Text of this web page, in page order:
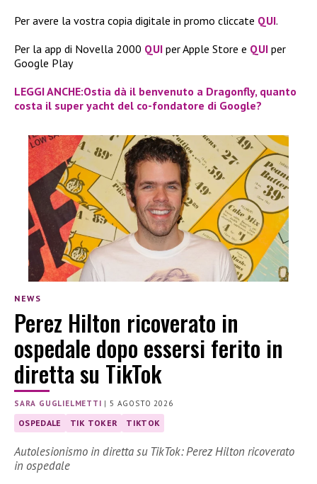
Per avere la vostra copia digitale in promo cliccate QUI.
Per la app di Novella 2000 QUI per Apple Store e QUI per
Google Play
LEGGI ANCHE:Ostia dà il benvenuto a Dragonfly, quanto
costa il super yacht del co-fondatore di Google?
NEWS
Perez Hilton ricoverato in
ospedale dopo essersi ferito in
diretta su TikTok
SARA GUGLIELMETTI |5 AGOSTO 2026
OSPEDALE TIK TOKER TIKTOK
Autolesionismo in diretta su TikTok: Perez Hilton ricoverato
in ospedale